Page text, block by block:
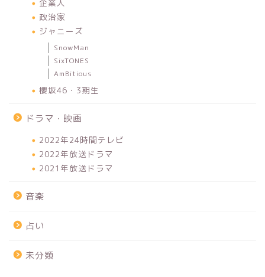
企業人
政治家
ジャニーズ
SnowMan
SixTONES
AmBitious
櫻坂46・3期生
ドラマ・映画
2022年24時間テレビ
2022年放送ドラマ
2021年放送ドラマ
音楽
占い
未分類